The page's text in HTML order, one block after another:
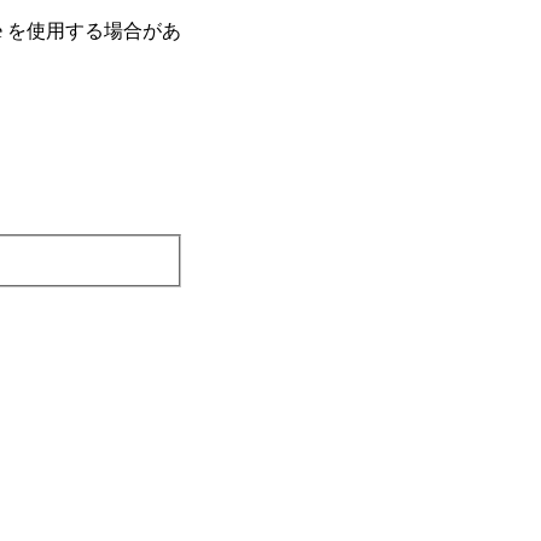
使⽤する場合があ